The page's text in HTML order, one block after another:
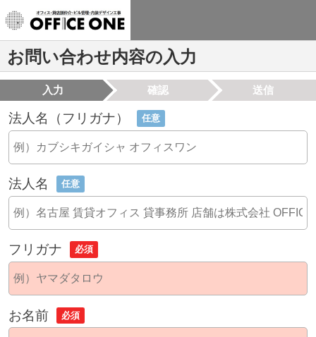
お問い合わせ内容の入力
入力 確認 送信
法人名（フリガナ） 任意
法人名 任意
フリガナ 必須
お名前 必須